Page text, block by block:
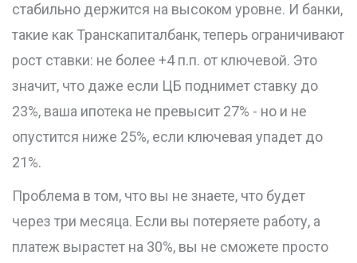
стабильно держится на высоком уровне. И банки,
такие как Транскапиталбанк, теперь ограничивают
рост ставки: не более +4 п.п. от ключевой. Это
значит, что даже если ЦБ поднимет ставку до
23%, ваша ипотека не превысит 27% - но и не
опустится ниже 25%, если ключевая упадет до
21%.
Проблема в том, что вы не знаете, что будет
через три месяца. Если вы потеряете работу, а
платеж вырастет на 30%, вы не сможете просто